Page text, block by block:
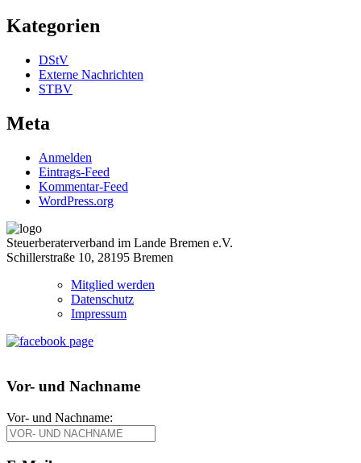
Kategorien
DStV
Externe Nachrichten
STBV
Meta
Anmelden
Eintrags-Feed
Kommentar-Feed
WordPress.org
Steuerberaterverband im Lande Bremen e.V.
Schillerstraße 10, 28195 Bremen
Mitglied werden
Datenschutz
Impressum
Vor- und Nachname
Vor- und Nachname: